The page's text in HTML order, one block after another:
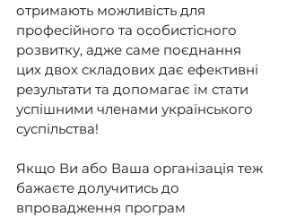
отримають можливість для
професійного та особистісного
розвитку, адже саме поєднання
цих двох складових дає ефективні
результати та допомагає їм стати
успішними членами українського
суспільства!
Якщо Ви або Ваша організація теж
бажаєте долучитись до
впровадження програм